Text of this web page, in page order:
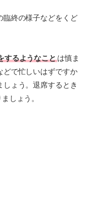
臨終の様子などをくど
するようなことは慎ま
どで忙しいはずですか
ょう。退席するとき
しょう。